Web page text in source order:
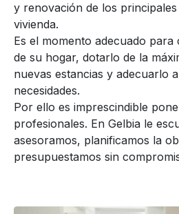
y renovación de los
vivienda.
Es el momento adecuado
de su hogar, dotarlo de la
nuevas estancias y adecuarlo
necesidades.
Por ello es imprescindible
profesionales. En Gelbia le
asesoramos, planificamos la
presupuestamos sin